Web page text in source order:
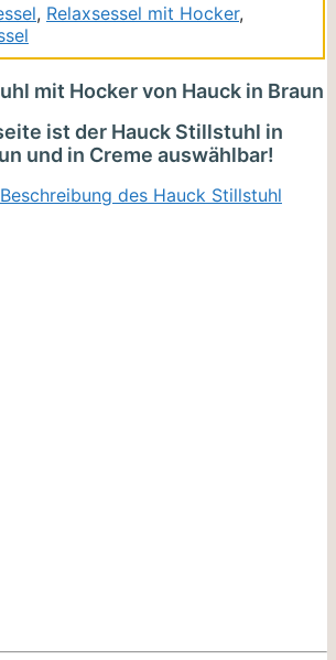
, Relaxsessel mit Hocker,
mit Hocker von Hauck in Braun
ist der Hauck Stillstuhl in
und in Creme auswählbar!
des Hauck Stillstuhl